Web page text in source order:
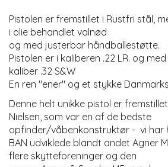
Pistolen er fremstillet i Rustfri stål,
i olie behandlet valnød
og med justerbar håndballestøtte.
Pistolen er i kaliberen .22 LR. og
kaliber .32 S&W
En ren "ener" og et stykke
Denne helt unikke pistol er
Nielsen, som var en af de bedste
opfinder/våbenkonstruktør - vi har
BAN udviklede blandt andet Agner
flere skytteforeninger og den